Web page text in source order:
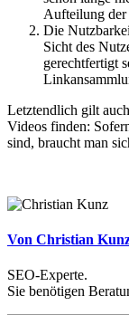
Aufteilung
Die
Sicht des
gerechtfertigt
Letztendlich gilt
Videos finden:
sind, braucht man
Von Christian
SEO-Experte.
Sie benötigen